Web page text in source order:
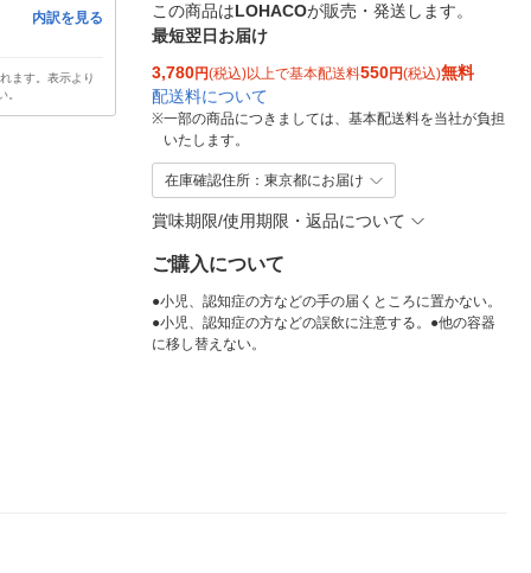
内訳を見る
ます。表示より
。
この商品はLOHACOが販売・発送します。
最短翌日お届け
3,780円(税込)以上で基本配送料550円(税込)無料
配送料について
※一部の商品につきましては、基本配送料を当社が負担
いたします。
在庫確認住所：東京都にお届け
賞味期限/使用期限・返品について
ご購入について
●小児、認知症の方などの手の届くところに置かない。
●小児、認知症の方などの誤飲に注意する。●他の容器
に移し替えない。